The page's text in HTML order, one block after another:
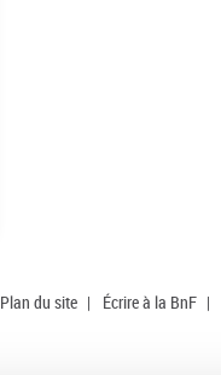
Plan du site | Écrire à la BnF |